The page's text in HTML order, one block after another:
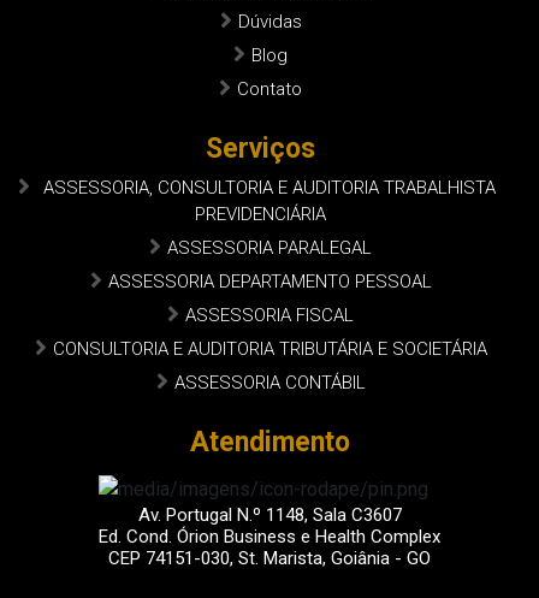
Dúvidas
Blog
Contato
Serviços
ASSESSORIA, CONSULTORIA E AUDITORIA TRABALHISTA
PREVIDENCIÁRIA
ASSESSORIA PARALEGAL
ASSESSORIA DEPARTAMENTO PESSOAL
ASSESSORIA FISCAL
CONSULTORIA E AUDITORIA TRIBUTÁRIA E SOCIETÁRIA
ASSESSORIA CONTÁBIL
Atendimento
Av. Portugal N.º 1148, Sala C3607
Ed. Cond. Órion Business e Health Complex
CEP 74151-030, St. Marista, Goiânia - GO